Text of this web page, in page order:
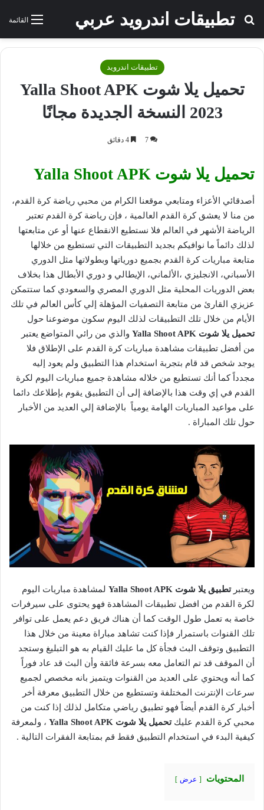
القائمة تطبيقات اندرويد عربي
بحث عن
تطبيقات اندرويد
تحميل يلا شوت Yalla Shoot APK
2023 النسخة الجديدة مجانًا
7 4 دقائق
تحميل يلا شوت Yalla Shoot APK
أصدقائي الأعزاء ومتابعي موقعنا الكرام من محبي رياضة كرة القدم،
من منا لا يعشق كرة القدم العالمية ، فإن رياضة كرة القدم تعتبر
الرياضة الأشهر في العالم فلا نستطيع الانقطاع عنها أو عن متابعتها
لذلك دائماً ما نوافيكم بجديد التطبيقات التي تستطيع من خلالها
متابعة مباريات كرة القدم بجميع دورياتها وبطولاتها مثل الدوري
الأسباني، الانجليزي ،الألماني، الإيطالي و دوري الأبطال هذا بخلاف
بعض الدوريات المحلية مثل الدوري المصري والسعودي كما ستتمكن
عزيزي القارئ من متابعة التصفيات المؤهلة إلي كأس العالم في تلك
الأيام من خلال تلك التطبيقات لذلك اليوم سكون موضوعنا حول
تحميل يلا شوت Yalla Shoot APK
والذي من رائي المتواضع يعتبر
من أفضل تطبيقات مشاهدة مباريات كرة القدم على الإطلاق فلا
يوجد شخص قد قام بتجربة استخدام هذا التطبيق ولم يعود إليه
مجدداً كما أنك تستطيع من خلاله مشاهدة جميع مباريات اليوم لكرة
القدم في إي وقت هذا بالإضافة إلى أن التطبيق يقوم بإطلاعك دائما
على مواعيد المباريات الهامة يومياً بالإضافة إلي العديد من الأخبار
حول تلك المباراة .
ويعتبرتطبيق يلا شوت Yalla Shoot APK
لمشاهدة مباريات اليوم
لكرة القدم من افضل تطبيقات المشاهدة فهو يحتوى على سيرفرات
خاصة به تعمل طول الوقت كما أن هناك فريق دعم يعمل على توافر
تلك القنوات باستمرار فإذا كنت تشاهد مباراة معينة من خلال هذا
التطبيق وتوقف البث فجأة كل ما عليك القيام به هو التبليغ وستجد
أن الموقف قد تم التعامل معه بسرعة فائقة وأن البث قد عاد فوراً
كما أنه ويحتوي على العديد من القنوات ويتميز بانه مخصص لجميع
سرعات الإنترنت المختلفة وتستطيع من خلال التطبيق معرفة أخر
أخبار كرة القدم أيضاً فهو تطبيق رياضي متكامل لذلك إذا كنت من
محبي كرة القدم عليكتحميل يلا شوت Yalla Shoot APK
، ولمعرفة
كيفية البدء في استخدام التطبيق فقط قم بمتابعة الفقرات التالية .
المحتويات عرض